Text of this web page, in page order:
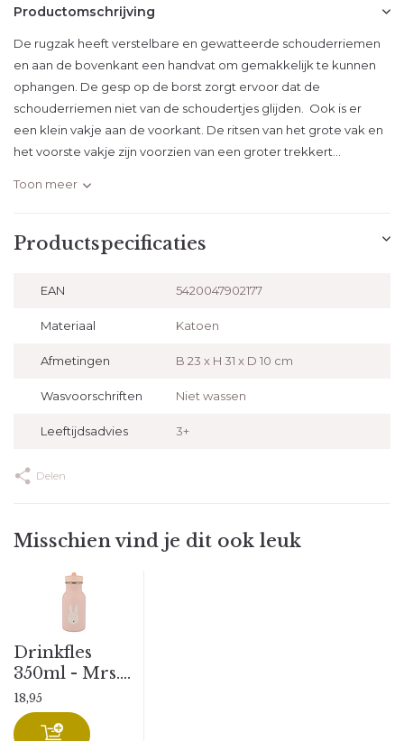
Productomschrijving
De rugzak heeft verstelbare en gewatteerde schouderriemen
en aan de bovenkant een handvat om gemakkelijk te kunnen
ophangen. De gesp op de borst zorgt ervoor dat de
schouderriemen niet van de schoudertjes glijden. Ook is er
een klein vakje aan de voorkant. De ritsen van het grote vak en
het voorste vakje zijn voorzien van een groter trekkert...
Toon meer
Productspecificaties
EAN 5420047902177
Materiaal Katoen
Afmetingen B 23 x H 31 x D 10 cm
Wasvoorschriften Niet wassen
Leeftijdsadvies 3+
Delen
Misschien vind je dit ook leuk
Drinkfles
350ml - Mrs....
18,95